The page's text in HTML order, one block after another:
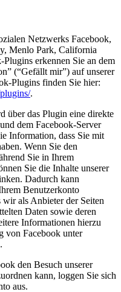
Netzwerks Facebook,
Menlo Park, California
erkennen Sie an dem
(“Gefällt mir”) auf unserer
Plugins finden Sie hier:
.
über das Plugin eine direkte
dem Facebook-Server
Information, dass Sie mit
Wenn Sie den
Sie in Ihrem
Sie die Inhalte unserer
Dadurch kann
Benutzerkonto
als Anbieter der Seiten
Daten sowie deren
Informationen hierzu
von Facebook unter
den Besuch unserer
kann, loggen Sie sich
aus.